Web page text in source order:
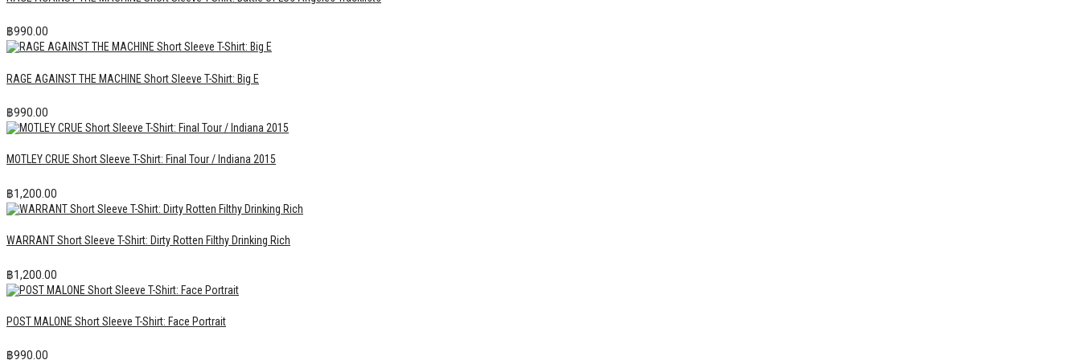
฿990.00
RAGE AGAINST THE MACHINE Short Sleeve T-Shirt: Big E
฿990.00
MOTLEY CRUE Short Sleeve T-Shirt: Final Tour / Indiana 2015
฿1,200.00
WARRANT Short Sleeve T-Shirt: Dirty Rotten Filthy Drinking Rich
฿1,200.00
POST MALONE Short Sleeve T-Shirt: Face Portrait
฿990.00